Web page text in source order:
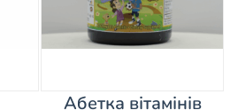
Абетка вітамінів